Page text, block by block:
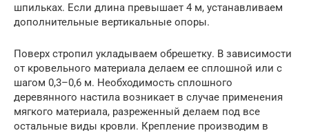
шпильках. Если длина превышает 4 м, устанавливаем
дополнительные вертикальные опоры.
Поверх стропил укладываем обрешетку. В зависимости
от кровельного материала делаем ее сплошной или с
шагом 0,3–0,6 м. Необходимость сплошного
деревянного настила возникает в случае применения
мягкого материала, разреженный делаем под все
остальные виды кровли. Крепление производим в